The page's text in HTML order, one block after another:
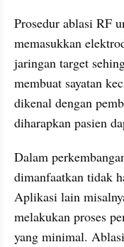
Prosedur ablasi RF
memasukkan
jaringan target
membuat sayatan
dikenal dengan
diharapkan pasien
Dalam
dimanfaatkan tidak
Aplikasi lain
melakukan proses
yang minimal.